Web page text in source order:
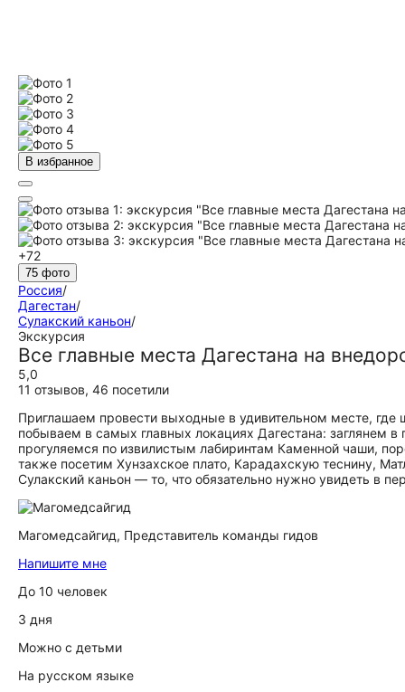
В избранное
+72
75 фото
Россия/
Дагестан/
Сулакский каньон/
Экскурсия
Все главные места Дагестана на
5,0
11 отзывов, 46 посетили
Приглашаем провести выходные в удивительном месте,
побываем в самых главных локациях Дагестана:
прогуляемся по извилистым лабиринтам Каменной чаши,
также посетим Хунзахское плато, Карадахскую теснину,
Сулакский каньон — то, что обязательно нужно увидеть в
Магомедсайгид, Представитель команды гидов
Напишите мне
До 10 человек
3 дня
Можно с детьми
На русском языке